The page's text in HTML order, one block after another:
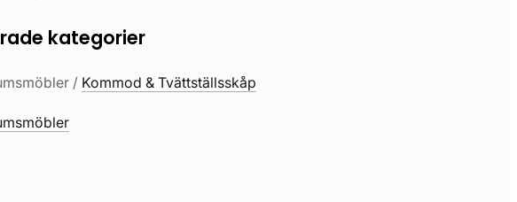
kategorier
/ Kommod & Tvättställsskåp